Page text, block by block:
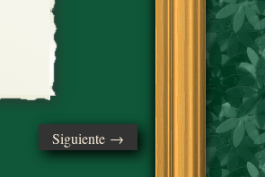
Siguiente →